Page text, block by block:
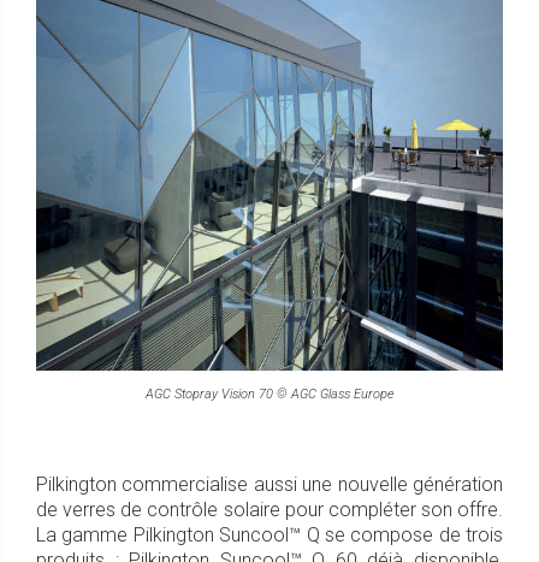
AGC Stopray Vision 70 © AGC Glass Europe
Pilkington commercialise aussi une nouvelle génération
de verres de contrôle solaire pour compléter son offre.
La gamme Pilkington Suncool™ Q se compose de trois